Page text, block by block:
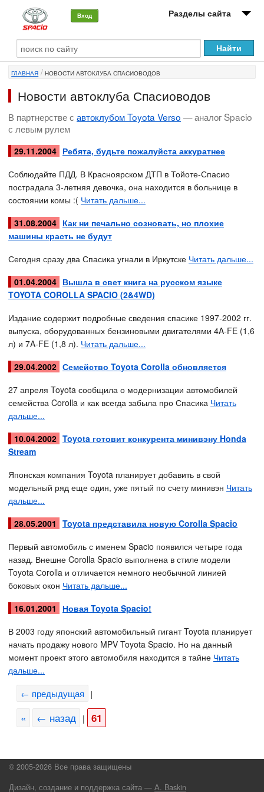
Вход Разделы сайта
О машине
Автоклуб
Форумы
Сервисы и услуги
Новости
ГЛАВНАЯ НОВОСТИ АВТОКЛУБА СПАСИОВОДОВ
Новости автоклуба Спасиоводов
В партнерстве с автоклубом Toyota Verso — аналог Spacio
с левым рулем
29.11.2004 Ребята, будьте пожалуйста аккуратнее
Соблюдайте ПДД. В Красноярском ДТП в Тойоте-Спасио
пострадала 3-летняя девочка, она находится в больнице в
состоянии комы :( Читать дальше...
31.08.2004 Как ни печально созновать, но плохие
машины красть не будут
Сегодня сразу два Спасика угнали в Иркутске Читать дальше...
01.04.2004 Вышла в свет книга на русском языке
TOYOTA COROLLA SPACIO (2&4WD)
Издание содержит подробные сведения спасике 1997-2002 гг.
выпуска, оборудованных бензиновыми двигателями 4A-FE (1,6
л) и 7A-FE (1,8 л). Читать дальше...
29.04.2002 Семейство Toyota Corolla обновляется
27 апреля Toyota сообщила о модернизации автомобилей
семейства Corolla и как всегда забыла про Спасика Читать
дальше...
10.04.2002 Toyota готовит конкурента минивэну Honda
Stream
Японская компания Toyota планирует добавить в свой
модельный ряд еще один, уже пятый по счету минивэн Читать
дальше...
28.05.2001 Toyota представила новую Corolla Spacio
Первый автомобиль с именем Spacio появился четыре года
назад. Внешне Corolla Spacio выполнена в стиле модели
Toyota Сorolla и отличается немного необычной линией
боковых окон Читать дальше...
16.01.2001
Новая Toyota Spacio!
В 2003 году японский автомобильный гигант Toyota планирует
начать продажу нового MPV Toyota Spacio. Но на данный
момент проект этого автомобиля находится в тайне Читать
дальше...
← предыдущая |
« ← назад | 61
© 2005-2026 Все права защищены
Дизайн, создание и поддержка сайта — А. Baskin